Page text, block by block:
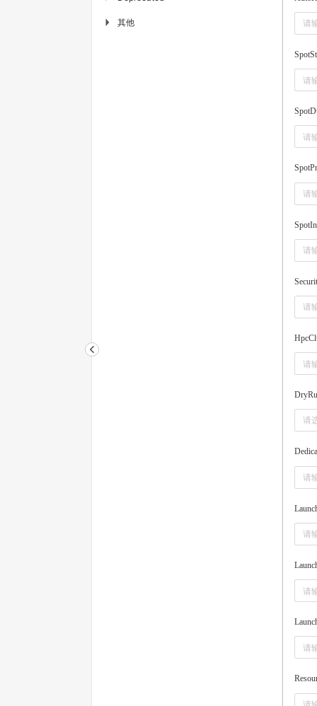
▶ 其他
请